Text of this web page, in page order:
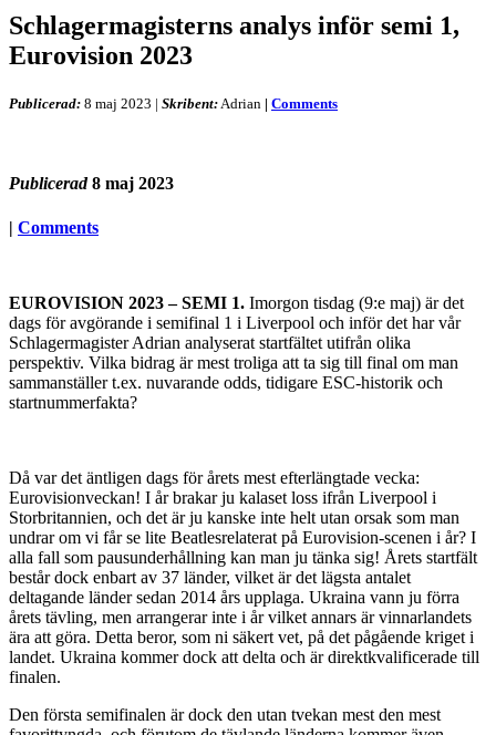
Schlagermagisterns analys inför semi 1,
Eurovision 2023
Publicerad: 8 maj 2023 | Skribent:Adrian | Comments
Publicerad 8 maj 2023
| Comments
EUROVISION 2023 – SEMI 1. Imorgon tisdag (9:e maj) är det
dags för avgörande i semifinal 1 i Liverpool och inför det har vår
Schlagermagister Adrian analyserat startfältet utifrån olika
perspektiv. Vilka bidrag är mest troliga att ta sig till final om man
sammanställer t.ex. nuvarande odds, tidigare ESC-historik och
startnummerfakta?
Då var det äntligen dags för årets mest efterlängtade vecka:
Eurovisionveckan! I år brakar ju kalaset loss ifrån Liverpool i
Storbritannien, och det är ju kanske inte helt utan orsak som man
undrar om vi får se lite Beatlesrelaterat på Eurovision-scenen i år? I
alla fall som pausunderhållning kan man ju tänka sig! Årets startfält
består dock enbart av 37 länder, vilket är det lägsta antalet
deltagande länder sedan 2014 års upplaga. Ukraina vann ju förra
årets tävling, men arrangerar inte i år vilket annars är vinnarlandets
ära att göra. Detta beror, som ni säkert vet, på det pågående kriget i
landet. Ukraina kommer dock att delta och är direktkvalificerade till
finalen.
Den första semifinalen är dock den utan tvekan mest den mest